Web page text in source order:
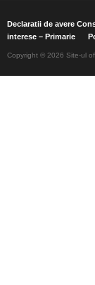
Declaratii de avere
interese – Primarie
Copyright © 2026 Site-ul